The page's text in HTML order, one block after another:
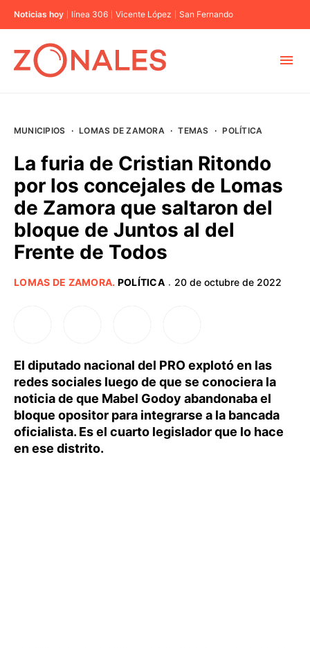
Noticias hoy línea 306 Vicente López San Fernando
BUENOS AIRES
PROVINCIAS
MUNICIPIOS · LOMAS DE ZAMORA · TEMAS · POLÍTICA
La furia de Cristian Ritondo
por los concejales de Lomas
de Zamora que saltaron del
bloque de Juntos al del
Frente de Todos
LOMAS DE ZAMORA. POLÍTICA · 20 de octubre de 2022
El diputado nacional del PRO explotó en las
redes sociales luego de que se conociera la
noticia de que Mabel Godoy abandonaba el
bloque opositor para integrarse a la bancada
oficialista. Es el cuarto legislador que lo hace
en ese distrito.